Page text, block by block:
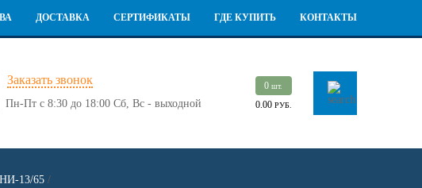
ДОСТАВКА СЕРТИФИКАТЫ ГДЕ КУПИТЬ КОНТАКТЫ
Заказать звонок
Пн-Пт с 8:30 до 18:00 Сб, Вс - выходной
0шт.
0.00 РУБ.
13/65 /